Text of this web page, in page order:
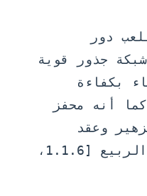
دور
جذور قوية
بكفاءة
1.1.9]. كما أنه محفز
وعقد
الثمار في بداية الربيع [1.1.6،